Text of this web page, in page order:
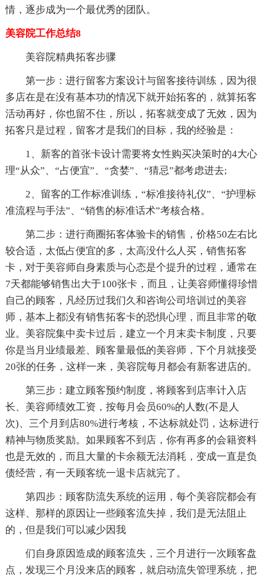
情，逐步成为一个最优秀的团队。
美容院工作总结8
美容院精典拓客步骤
第一步：进行留客方案设计与留客接待训练，因为很
多店在是在没有基本功的情况下就开始拓客的，就算拓客
活动再好，你也留不住，所以，拓客就变成了无效，因为
拓客只是过程，留客才是我们的目标，我的经验是：
1、新客的首张卡设计需要将女性购买决策时的4大心
理“从众”、“占便宜”、“贪婪”、“猜忌”都考虑进去;
2、留客的工作标准训练，“标准接待礼仪”、“护理标
准流程与手法”、“销售的标准话术”考核合格。
第二步：进行商圈拓客体验卡的销售，价格50左右比
较合适，太低占便宜的多，太高没什么人买，销售拓客
卡，对于美容师自身素质与心态是个提升的过程，通常在
7天都能够销售出大于100张卡，而且，让美容师懂得珍惜
自己的顾客，凡经历过我们久和咨询公司培训过的美容
师，基本上都没有销售拓客卡的恐惧心理，而且非常的敬
业。美容院集中卖卡过后，建立一个月末卖卡制度，只要
你是当月业绩最差、顾客量最低的美容师，下个月就接受
20张的任务，这样一来，美容院每月都会有新客进店的。
第三步：建立顾客预约制度，将顾客到店率计入店
长、美容师绩效工资，按每月会员60%的人数(不是人
次)、三个月到店80%进行考核，不达标就处罚，达标进行
精神与物质奖励。如果顾客不到店，你有再多的会籍资料
也是无效的，而且大量的卡余额无法消耗，变成一直是负
债经营，有一天顾客统一退卡店就完了。
第四步：顾客防流失系统的运用，每个美容院都会有
这样、那样的原因让一些顾客流失掉，我们是无法阻止
的，但是我们可以减少因我
们自身原因造成的顾客流失，三个月进行一次顾客盘
点，发现三个月没来店的顾客，就启动流失管理系统，把